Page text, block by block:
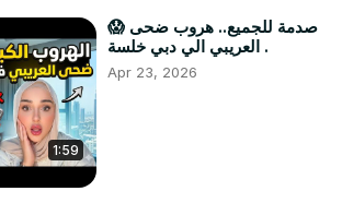
1:59
😱 صدمة للجميع.. هروب ضحى
العريبي الي دبي خلسة .
Apr 23, 2026